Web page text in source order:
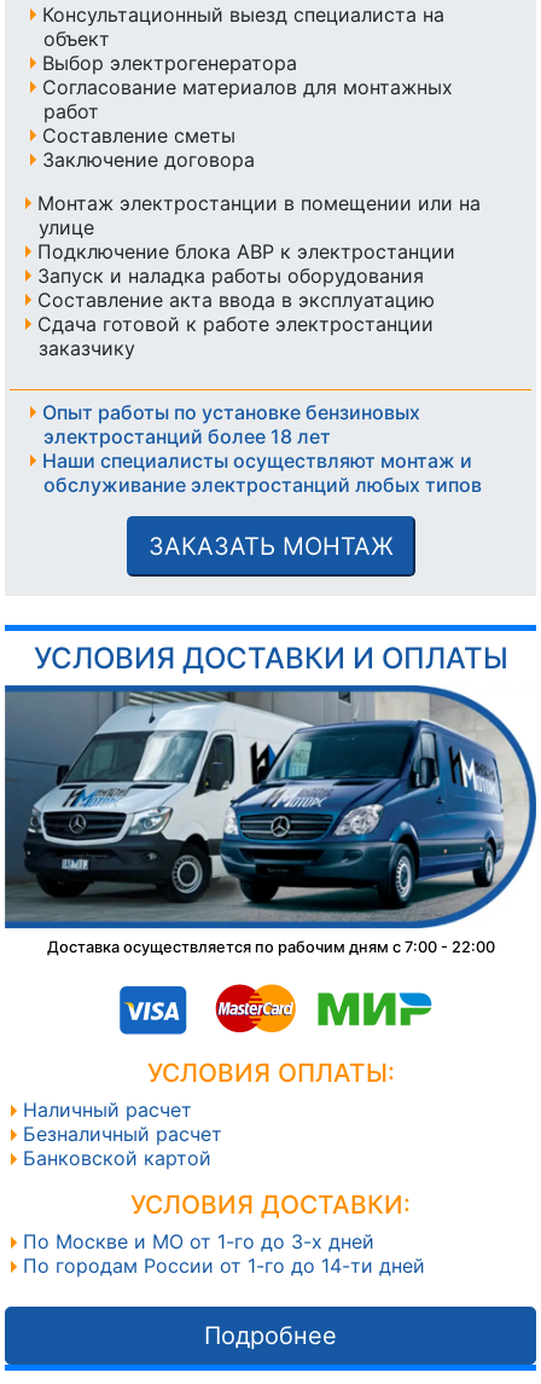
Консультационный выезд специалиста на
объект
Выбор электрогенератора
Согласование материалов для монтажных
работ
Составление сметы
Заключение договора
Монтаж электростанции в помещении или на
улице
Подключение блока АВР к электростанции
Запуск и наладка работы оборудования
Составление акта ввода в эксплуатацию
Сдача готовой к работе электростанции
заказчику
Опыт работы по установке бензиновых
электростанций более 18 лет
Наши специалисты осуществляют монтаж и
обслуживание электростанций любых типов
ЗАКАЗАТЬ МОНТАЖ
УСЛОВИЯ ДОСТАВКИ И ОПЛАТЫ
Доставка осуществляется по рабочим дням с 7:00 - 22:00
УСЛОВИЯ ОПЛАТЫ:
Наличный расчет
Безналичный расчет
Банковской картой
УСЛОВИЯ ДОСТАВКИ:
По Москве и МО от 1-го до 3-х дней
По городам России от 1-го до 14-ти дней
Подробнее